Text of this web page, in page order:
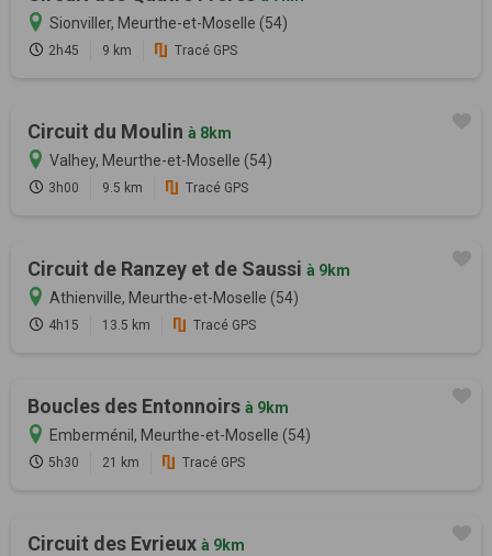
Sionviller, Meurthe-et-Moselle (54)
2h45 9 km Tracé GPS
Circuit du Moulin à 8km
Valhey, Meurthe-et-Moselle (54)
3h00 9.5 km Tracé GPS
Circuit de Ranzey et de Saussi à 9km
Athienville, Meurthe-et-Moselle (54)
4h15 13.5 km Tracé GPS
Boucles des Entonnoirs à 9km
Emberménil, Meurthe-et-Moselle (54)
5h30 21 km Tracé GPS
Circuit des Evrieux à 9km